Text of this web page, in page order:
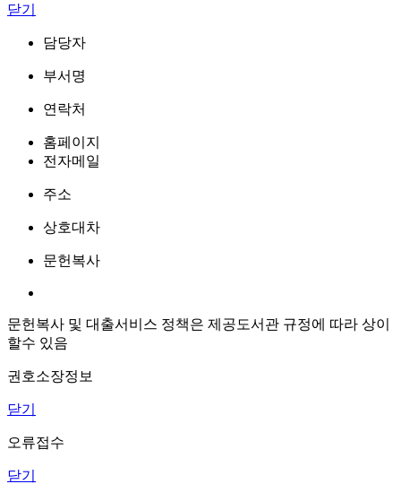
닫기
담당자
부서명
연락처
홈페이지
전자메일
주소
상호대차
문헌복사
문헌복사 및 대출서비스 정책은 제공도서관 규정에 따라 상이
할수 있음
권호소장정보
닫기
오류접수
닫기